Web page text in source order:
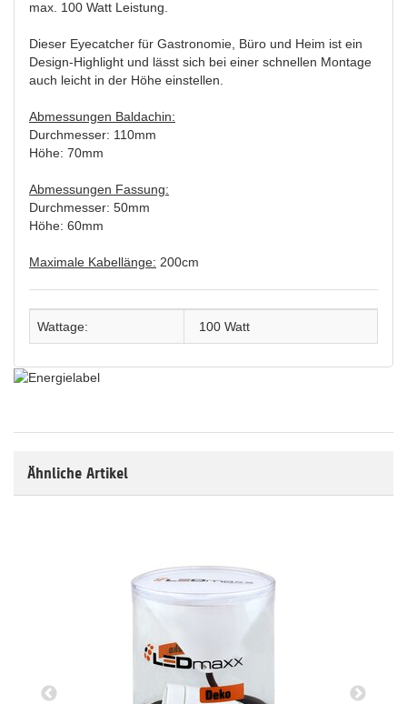
max. 100 Watt Leistung.
Dieser Eyecatcher für Gastronomie, Büro und Heim ist ein
Design-Highlight und lässt sich bei einer schnellen Montage
auch leicht in der Höhe einstellen.
Abmessungen Baldachin:
Durchmesser: 110mm
Höhe: 70mm
Abmessungen Fassung:
Durchmesser: 50mm
Höhe: 60mm
Maximale Kabellänge: 200cm
Wattage: 100 Watt
Ähnliche Artikel